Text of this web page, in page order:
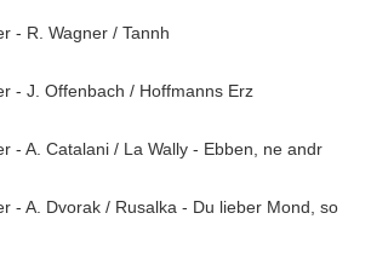
- R. Wagner / Tannh
- J. Offenbach / Hoffmanns Erz
- A. Catalani / La Wally - Ebben, ne andr
- A. Dvorak / Rusalka - Du lieber Mond, so